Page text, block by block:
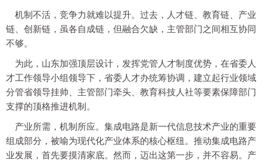
机制不活，竞争力就难以提升。过去，人才链、教育链、产业
链、创新链，虽各自成链，但融合欠缺，主管部门之间相互协同
不够。
为此，山东加强顶层设计，发挥党管人才制度优势，在省委人
才工作领导小组领导下，省委人才办统筹协调，建立起行业领域
分管省领导挂帅、主管部门牵头、教育科技人社等要素保障部门
支撑的顶格推进机制。
产业所需，机制所应。集成电路是新一代信息技术产业的重要
组成部分，被喻为现代化产业体系的核心枢纽。推动集成电路产
业发展，首先要摸清家底。然而，迈出这第一步，并不容易。产